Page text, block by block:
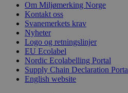
Om Miljømerking Norge
Kontakt oss
Svanemerkets krav
Nyheter
Logo og retningslinjer
EU Ecolabel
Nordic Ecolabelling Portal
Supply Chain Declaration
English website